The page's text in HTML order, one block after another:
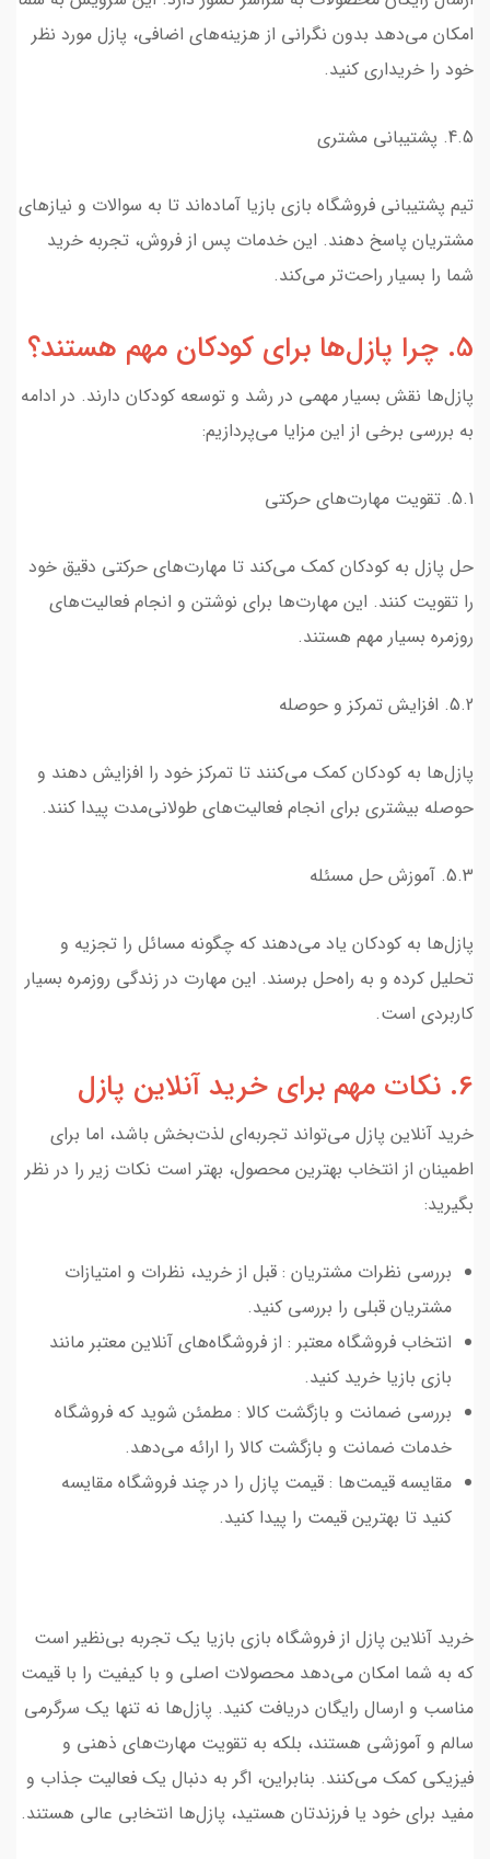
امکان می‌دهد بدون نگرانی از هزینه‌های اضافی، پازل مورد نظر
خود را خریداری کنید.
4.5. پشتیبانی مشتری
تیم پشتیبانی فروشگاه بازی بازیا آماده‌اند تا به سوالات و نیازهای
مشتریان پاسخ دهند. این خدمات پس از فروش، تجربه خرید
شما را بسیار راحت‌تر می‌کند.
5. چرا پازل‌ها برای کودکان مهم هستند؟
پازل‌ها نقش بسیار مهمی در رشد و توسعه کودکان دارند. در ادامه
به بررسی برخی از این مزایا می‌پردازیم:
5.1. تقویت مهارت‌های حرکتی
حل پازل به کودکان کمک می‌کند تا مهارت‌های حرکتی دقیق خود
را تقویت کنند. این مهارت‌ها برای نوشتن و انجام فعالیت‌های
روزمره بسیار مهم هستند.
5.2. افزایش تمرکز و حوصله
پازل‌ها به کودکان کمک می‌کنند تا تمرکز خود را افزایش دهند و
حوصله بیشتری برای انجام فعالیت‌های طولانی‌مدت پیدا کنند.
5.3. آموزش حل مسئله
پازل‌ها به کودکان یاد می‌دهند که چگونه مسائل را تجزیه و
تحلیل کرده و به راه‌حل برسند. این مهارت در زندگی روزمره بسیار
کاربردی است.
6. نکات مهم برای خرید آنلاین پازل
خرید آنلاین پازل می‌تواند تجربه‌ای لذت‌بخش باشد، اما برای
اطمینان از انتخاب بهترین محصول، بهتر است نکات زیر را در نظر
بگیرید:
بررسی نظرات مشتریان : قبل از خرید، نظرات و امتیازات
مشتریان قبلی را بررسی کنید.
انتخاب فروشگاه معتبر : از فروشگاه‌های آنلاین معتبر مانند
بازی بازیا خرید کنید.
بررسی ضمانت و بازگشت کالا : مطمئن شوید که فروشگاه
خدمات ضمانت و بازگشت کالا را ارائه می‌دهد.
مقایسه قیمت‌ها : قیمت پازل را در چند فروشگاه مقایسه
کنید تا بهترین قیمت را پیدا کنید.
خرید آنلاین پازل از فروشگاه بازی بازیا یک تجربه بی‌نظیر است
که به شما امکان می‌دهد محصولات اصلی و با کیفیت را با قیمت
مناسب و ارسال رایگان دریافت کنید. پازل‌ها نه تنها یک سرگرمی
سالم و آموزشی هستند، بلکه به تقویت مهارت‌های ذهنی و
فیزیکی کمک می‌کنند. بنابراین، اگر به دنبال یک فعالیت جذاب و
مفید برای خود یا فرزندتان هستید، پازل‌ها انتخابی عالی هستند.